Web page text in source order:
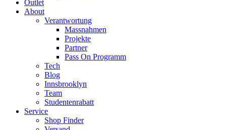
Outlet
About
Verantwortung
Massnahmen
Projekte
Partner
Pass On Programm
Tech
Blog
Innsbrooklyn
Team
Studentenrabatt
Service
Shop Finder